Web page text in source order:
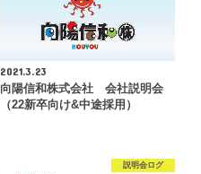
2021.3.23
向陽信和株式会社 会社説明会
（22新卒向け&中途採用）
説明会ログ